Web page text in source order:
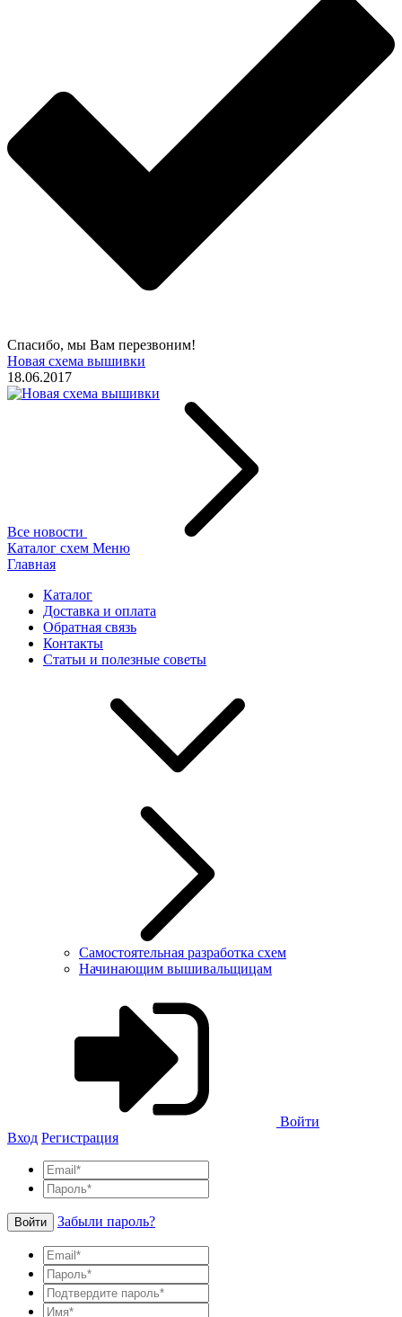
Спасибо, мы Вам перезвоним!
Новая схема вышивки
18.06.2017
Все новости
Каталог схем Меню
Главная
Каталог
Доставка и оплата
Обратная связь
Контакты
Статьи и полезные советы
Самостоятельная разработка схем
Начинающим вышивальщицам
Войти
Вход Регистрация
Войти Забыли пароль?